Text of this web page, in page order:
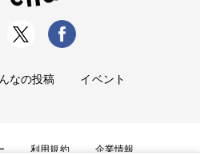
なの投稿 イベント
利用規約 企業情報